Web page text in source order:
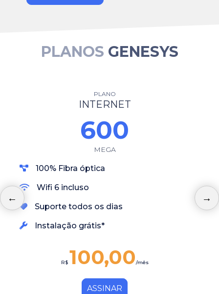
PLANOS GENESYS
PLANO
INTERNET
600
MEGA
100% Fibra óptica
Wifi 6 incluso
Suporte todos os dias
Instalação grátis*
R$ 100,00/mês
ASSINAR